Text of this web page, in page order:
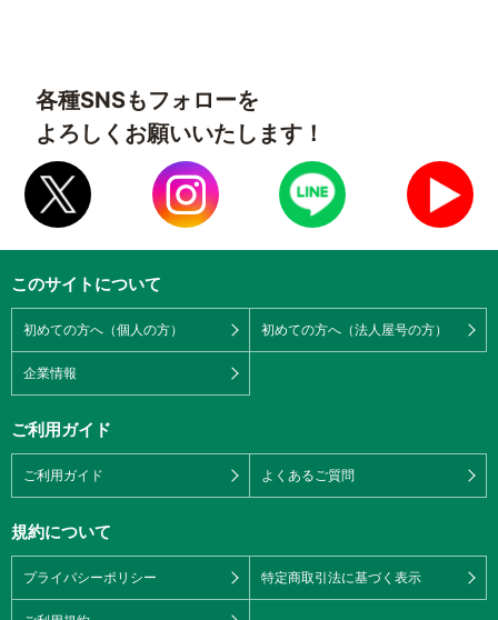
各種SNSもフォローを
よろしくお願いいたします！
このサイトについて
初めての方へ（個人の方） 初めての方へ（法人屋号の方）
企業情報
ご利用ガイド
ご利用ガイド よくあるご質問
規約について
プライバシーポリシー 特定商取引法に基づく表示